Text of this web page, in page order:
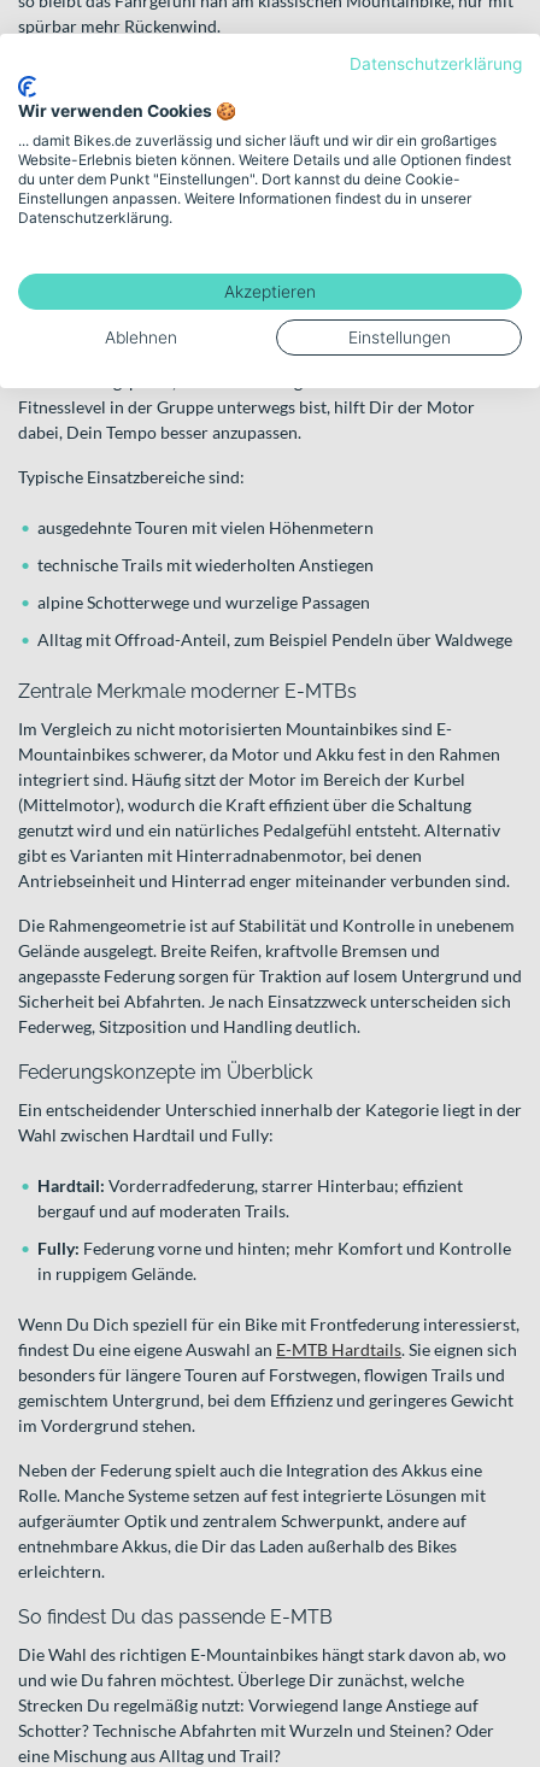
spürbar mehr Rückenwind.
Ob steile Forstwege, technische Singletrails oder lange Anstiege im
Mittelgebirge: Mit einem E-MTB erreichst Du weiter entfernte
Ziele, bewältigst mehr Höhenmeter und sparst Kraft für die
Abfahrt. Gerade auf anspruchsvollen Strecken verbessert die
Motorunterstützung Deine Kontrolle, weil Du gleichmäßiger
pedalierst und auch in steilen Passagen stabil bleibst.
E-Mountainbikes sprechen eine breite Zielgruppe an. Freizeitfahrer
profitieren von größerer Reichweite auf gemischtem Untergrund.
Sportlich ambitionierte Biker können längere Touren planen oder
zusätzliche Trails in eine Runde integrieren. Auch wenn Du nach
Fitnesslevel in der Gruppe unterwegs bist, hilft Dir der Motor
dabei, Dein Tempo besser anzupassen.
Typische Einsatzbereiche sind:
ausgedehnte Touren mit vielen Höhenmetern
technische Trails mit wiederholten Anstiegen
alpine Schotterwege und wurzelige Passagen
Alltag mit Offroad-Anteil, zum Beispiel Pendeln über Waldwege
Zentrale Merkmale moderner E-MTBs
Im Vergleich zu nicht motorisierten Mountainbikes sind E-
Mountainbikes schwerer, da Motor und Akku fest in den Rahmen
integriert sind. Häufig sitzt der Motor im Bereich der Kurbel
(Mittelmotor), wodurch die Kraft effizient über die Schaltung
genutzt wird und ein natürliches Pedalgefühl entsteht. Alternativ
gibt es Varianten mit Hinterradnabenmotor, bei denen
Antriebseinheit und Hinterrad enger miteinander verbunden sind.
Die Rahmengeometrie ist auf Stabilität und Kontrolle in unebenem
Gelände ausgelegt. Breite Reifen, kraftvolle Bremsen und
angepasste Federung sorgen für Traktion auf losem Untergrund und
Sicherheit bei Abfahrten. Je nach Einsatzzweck unterscheiden sich
Federweg, Sitzposition und Handling deutlich.
Federungskonzepte im Überblick
Ein entscheidender Unterschied innerhalb der Kategorie liegt in der
Wahl zwischen Hardtail und Fully:
Hardtail: Vorderradfederung, starrer Hinterbau; effizient
bergauf und auf moderaten Trails.
Fully: Federung vorne und hinten; mehr Komfort und Kontrolle
in ruppigem Gelände.
Wenn Du Dich speziell für ein Bike mit Frontfederung interessierst,
findest Du eine eigene Auswahl an E-MTB Hardtails. Sie eignen sich
besonders für längere Touren auf Forstwegen, flowigen Trails und
gemischtem Untergrund, bei dem Effizienz und geringeres Gewicht
im Vordergrund stehen.
Neben der Federung spielt auch die Integration des Akkus eine
Rolle. Manche Systeme setzen auf fest integrierte Lösungen mit
aufgeräumter Optik und zentralem Schwerpunkt, andere auf
entnehmbare Akkus, die Dir das Laden außerhalb des Bikes
erleichtern.
So findest Du das passende E-MTB
Die Wahl des richtigen E-Mountainbikes hängt stark davon ab, wo
und wie Du fahren möchtest. Überlege Dir zunächst, welche
Strecken Du regelmäßig nutzt: Vorwiegend lange Anstiege auf
Schotter? Technische Abfahrten mit Wurzeln und Steinen? Oder
eine Mischung aus Alltag und Trail?
Datenschutzerklärung
Wir verwenden Cookies 🍪
... damit Bikes.de zuverlässig und sicher läuft und wir dir ein großartiges
Website-Erlebnis bieten können. Weitere Details und alle Optionen findest
du unter dem Punkt "Einstellungen". Dort kannst du deine Cookie-
Einstellungen anpassen. Weitere Informationen findest du in unserer
Datenschutzerklärung.
Akzeptieren
Ablehnen Einstellungen